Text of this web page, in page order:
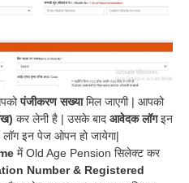
पंजीकरण सख्यामिल जाएगी | आपको
कर लेनी है | उसके बाद आवेदक लॉगइन
इन पेज ओपन हो जायेगा|
में Old Age Pension सिलेक्ट कर
Number & Registered